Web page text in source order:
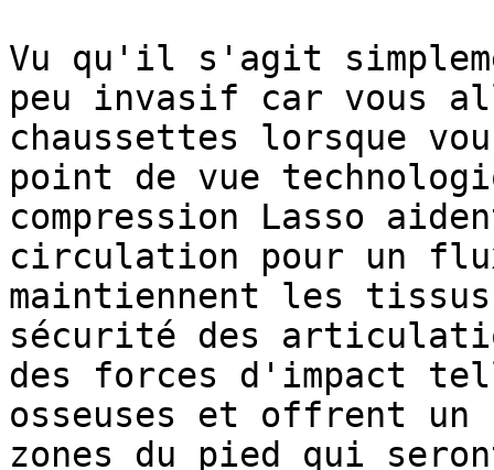
Vu qu'il s'agit
peu invasif car vous
chaussettes lorsque
point de vue
compression Lasso
circulation pour un
maintiennent les
sécurité des
des forces d'impact
osseuses et offrent
zones du pied qui